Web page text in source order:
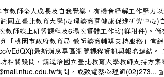
教師全人成長及自我覺察，有機會紓解工作壓力
國立臺北教育大學(心理諮商曁健康促進研究中心)
教師線上研習課程及6場次實體工作坊(詳附件)。倘
「桃園市政府教育局-教師諮商輔導支持服務」官網
vEdQXj)最新消息專區瀏覽課程資訊與報名連結。
相關疑問，請逕洽國立臺北教育大學教師支持方案
詢問，或致電蔡心理師(02)273...